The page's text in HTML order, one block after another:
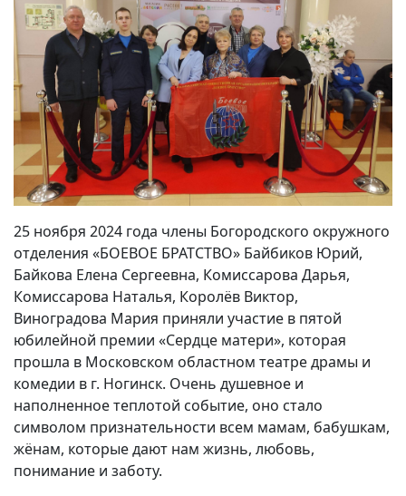
25 ноября 2024 года члены Богородского окружного
отделения «БОЕВОЕ БРАТСТВО» Байбиков Юрий,
Байкова Елена Сергеевна, Комиссарова Дарья,
Комиссарова Наталья, Королёв Виктор,
Виноградова Мария приняли участие в пятой
юбилейной премии «Сердце матери», которая
прошла в Московском областном театре драмы и
комедии в г. Ногинск. Очень душевное и
наполненное теплотой событие, оно стало
символом признательности всем мамам, бабушкам,
жёнам, которые дают нам жизнь, любовь,
понимание и заботу.